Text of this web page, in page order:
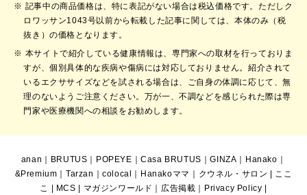
記事中の商品価格は、特に表記がない場合は税込価格です。ただしク
ロワッサン1043号以前から転載した記事に関しては、本体のみ（税
抜き）の価格となります。
本サイトで紹介している健康情報は、専門家への取材を行っておりま
すが、個別具体的な疾病や傷病には対応しておりません。紹介されて
いるエクササイズなどを試される場合は、ご自身の体調に応じて、無
理のないようご注意ください。万が一、不調などを感じられた際は専
門家や医療機関への相談をお勧めします。
anan BRUTUS POPEYE ｜Casa BRUTUS ｜GINZA Hanako
&Premium ｜Tarzan ｜colocal Hanakoママ クウネル・サロン
ここ
こ
MCS マガジンワールド 広告掲載 Privacy Policy